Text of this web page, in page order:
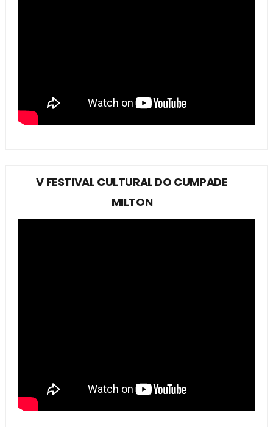
V FESTIVAL CULTURAL DO CUMPADE
MILTON